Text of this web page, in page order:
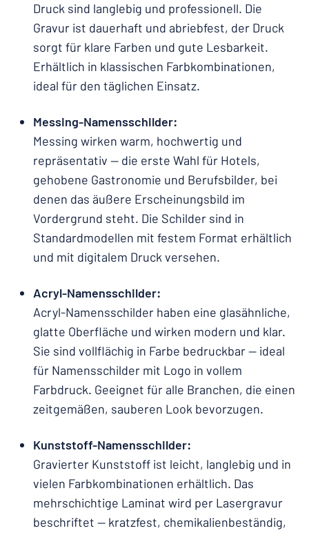
Druck sind langlebig und professionell. Die
Gravur ist dauerhaft und abriebfest, der Druck
sorgt für klare Farben und gute Lesbarkeit.
Erhältlich in klassischen Farbkombinationen,
ideal für den täglichen Einsatz.
Messing-Namensschilder:
Messing wirken warm, hochwertig und
repräsentativ — die erste Wahl für Hotels,
gehobene Gastronomie und Berufsbilder, bei
denen das äußere Erscheinungsbild im
Vordergrund steht. Die Schilder sind in
Standardmodellen mit festem Format erhältlich
und mit digitalem Druck versehen.
Acryl-Namensschilder:
Acryl-Namensschilder haben eine glasähnliche,
glatte Oberfläche und wirken modern und klar.
Sie sind vollflächig in Farbe bedruckbar — ideal
für Namensschilder mit Logo in vollem
Farbdruck. Geeignet für alle Branchen, die einen
zeitgemäßen, sauberen Look bevorzugen.
Kunststoff-Namensschilder:
Gravierter Kunststoff ist leicht, langlebig und in
vielen Farbkombinationen erhältlich. Das
mehrschichtige Laminat wird per Lasergravur
beschriftet — kratzfest, chemikalienbeständig,